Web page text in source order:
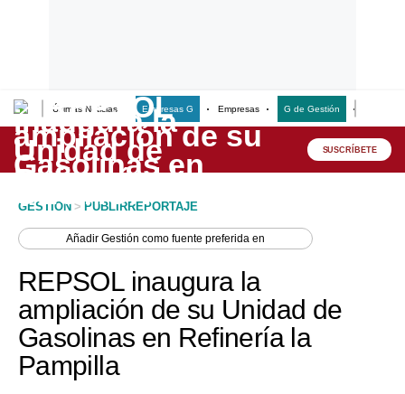
Últimas Noticias Empresas G Empresas G de Gestión
Lo último
Peru Quiosco
Economía
Mercados
Perú
SUSCRÍBETE
GESTION > PUBLIRREPORTAJE
AñadirGestión como fuente preferida en
REPSOL inaugura la
ampliación de su Unidad de
Gasolinas en Refinería la
Pampilla